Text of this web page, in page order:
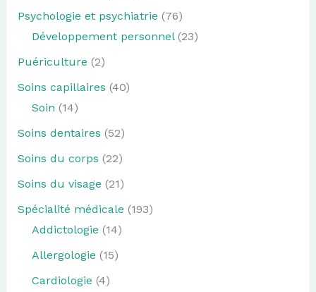
Psychologie et psychiatrie (76)
Développement personnel(23)
Puériculture (2)
Soins capillaires (40)
Soin (14)
Soins dentaires (52)
Soins du corps (22)
Soins du visage (21)
Spécialité médicale (193)
Addictologie (14)
Allergologie (15)
Cardiologie (4)